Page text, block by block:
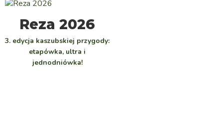
WYBIERZ
Reza 2026
3. edycja kaszubskiej przygody:
etapówka, ultra i
jednodniówka!